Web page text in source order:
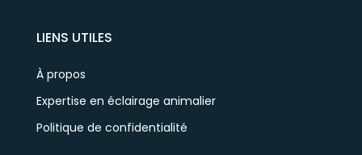
LIENS UTILES
À propos
Expertise en éclairage animalier
Politique de confidentialité